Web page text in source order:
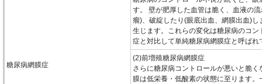
糖尿病網膜症
す。 壁が肥厚した血管は脆く、血液の
瘤)、破綻したり(眼底出血、網膜出血)
生じます。これらの変化は糖尿病のコ
症と対比して単純糖尿病網膜症と呼ばれ
(2)前増殖糖尿病網膜症
さらに糖尿病コントロールが悪いと脆
膜は低栄養・低酸素の状態に至ります